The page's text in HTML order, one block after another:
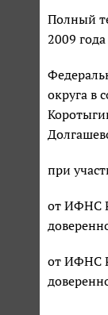
Полный
2009 года
округа в
при
от ИФНС
от ИФНС